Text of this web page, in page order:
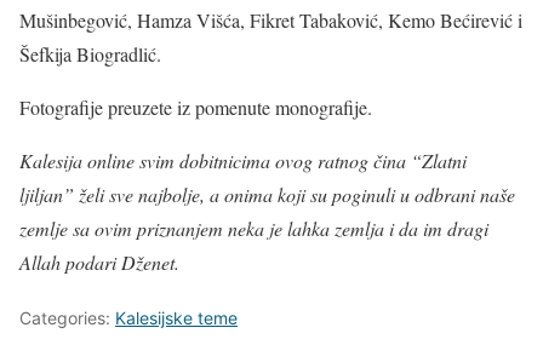
Mušinbegović, Hamza Višća, Fikret Tabaković, Kemo Bećirević i
Šefkija Biogradlić.
Fotografije preuzete iz pomenute monografije.
Kalesija online svim dobitnicima ovog ratnog čina “Zlatni
ljiljan” želi sve najbolje, a onima koji su poginuli u odbrani naše
zemlje sa ovim priznanjem neka je lahka zemlja i da im dragi
Allah podari Dženet.
Categories: Kalesijske teme